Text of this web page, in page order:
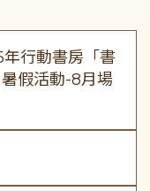
年行動書房「書
假活動-8月場